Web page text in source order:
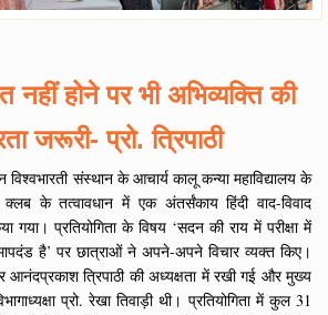
नहीं होने पर भी अभिव्यक्ति की
जरूरी- प्रो. त्रिपाठी
विश्वभारती संस्थान के आचार्य कालू कन्या महाविद्यालय के
के तत्वावधान में एक अंतर्संकाय हिंदी वाद-विवाद
गया। प्रतियोगिता के विषय ‘सदन की राय में परीक्षा में
है’ पर छात्राओं ने अपने-अपने विचार व्यक्त किए।
आनंदप्रकाश त्रिपाठी की अध्यक्षता में रखी गई और मुख्य
प्रो. रेखा तिवाड़ी थी। प्रतियोगिता में कुल 31